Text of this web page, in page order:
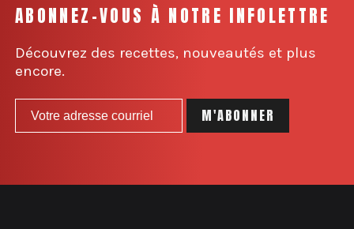
ABONNEZ-VOUS À NOTRE INFOLETTRE
Découvrez des recettes, nouveautés et plus
encore.